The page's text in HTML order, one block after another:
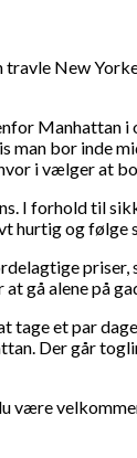
New
Manhattan
bor inde
i vælger at
I forhold til
hurtig og
gå alene på
et par
Der går
være